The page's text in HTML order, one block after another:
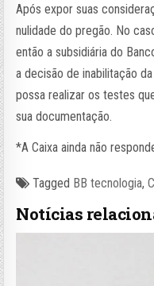
Após expor suas
nulidade do pregão. No
então a subsidiária do
a decisão de inabilitação
possa realizar os testes
sua documentação.
*A Caixa ainda não
Tagged BB tecnologia,
Notícias